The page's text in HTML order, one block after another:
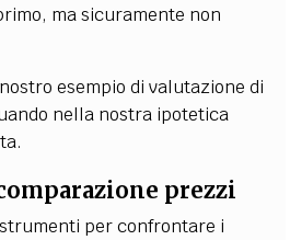
ma sicuramente non
esempio di valutazione di
nella nostra ipotetica
prezzi
per confrontare i